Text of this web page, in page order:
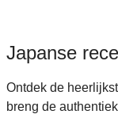
Japanse
Ontdek de
breng de